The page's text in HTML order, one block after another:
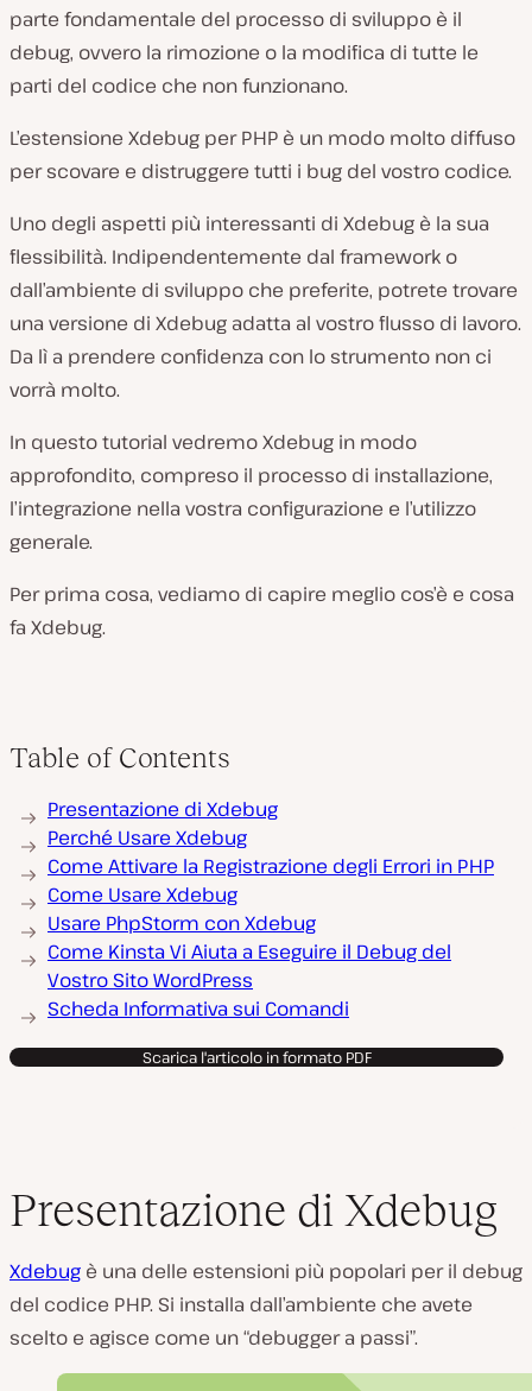
parte fondamentale del processo di sviluppo è il
debug, ovvero la rimozione o la modifica di tutte le
parti del codice che non funzionano.
L’estensione Xdebug per PHP è un modo molto diffuso
per scovare e distruggere tutti i bug del vostro codice.
Uno degli aspetti più interessanti di Xdebug è la sua
flessibilità. Indipendentemente dal framework o
dall’ambiente di sviluppo che preferite, potrete trovare
una versione di Xdebug adatta al vostro flusso di lavoro.
Da lì a prendere confidenza con lo strumento non ci
vorrà molto.
In questo tutorial vedremo Xdebug in modo
approfondito, compreso il processo di installazione,
l’integrazione nella vostra configurazione e l’utilizzo
generale.
Per prima cosa, vediamo di capire meglio cos’è e cosa
fa Xdebug.
Table of Contents
Presentazione di Xdebug
Perché Usare Xdebug
Come Attivare la Registrazione degli Errori in PHP
Come Usare Xdebug
Usare PhpStorm con Xdebug
Come Kinsta Vi Aiuta a Eseguire il Debug del
Vostro Sito WordPress
Scheda Informativa sui Comandi
Scarica l'articolo in formato PDF
Presentazione di Xdebug
Xdebug è una delle estensioni più popolari per il debug
del codice PHP. Si installa dall’ambiente che avete
scelto e agisce come un “debugger a passi”.